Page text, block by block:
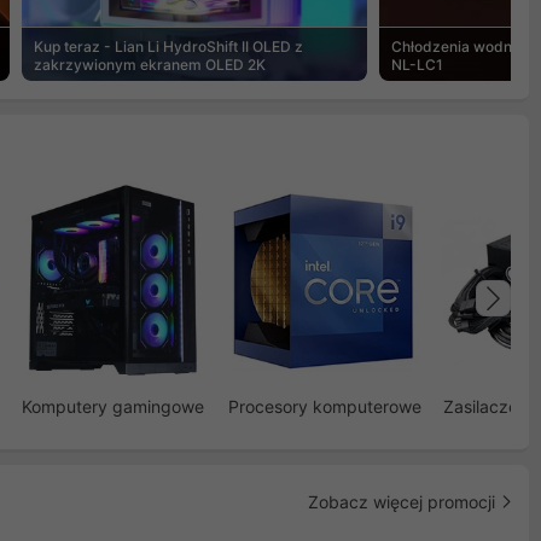
Kup teraz - Lian Li HydroShift II OLED z
zakrzywionym ekranem OLED 2K
Chłodzenia wodne
NL-LC1
Komputery gamingowe Procesory komputerowe Zasilacze
Zobacz więcej promocji